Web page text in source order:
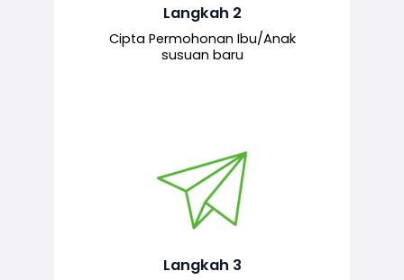
Langkah 2
Cipta Permohonan Ibu/Anak
susuan baru
baharu melalui sistem.
Langkah 3
Permohonan yang lengkap dihantar
untuk proses semakan dan
bertanggungjawab.